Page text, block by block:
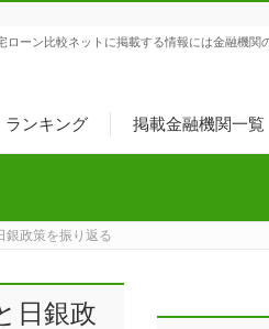
ランキング 掲載金融機関一覧
ローン比較ネットに掲載する情報には金融機関
銀政策を振り返る
日銀政